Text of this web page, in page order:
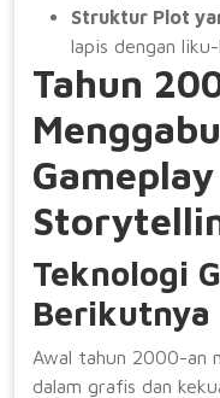
Struktur Plot
lapis dengan
Tahun
Teknologi
Berikutnya
Awal tahun 2000-an
dalam grafis dan